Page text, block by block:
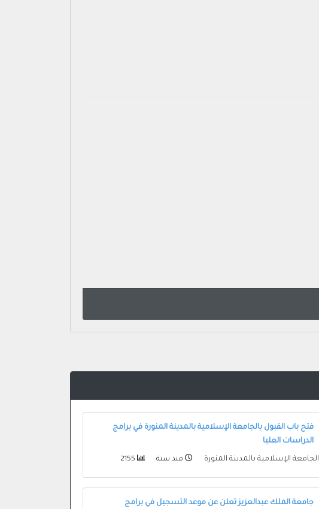
فتح باب القبول بالجامعة الإسلامية بالمدينة المنورة في برامج
الدراسات العليا
الجامعة الإسلامية بالمدينة المنورة منذ سنة
جامعة الملك عبدالعزيز تعلن عن موعد التسجيل في برامج